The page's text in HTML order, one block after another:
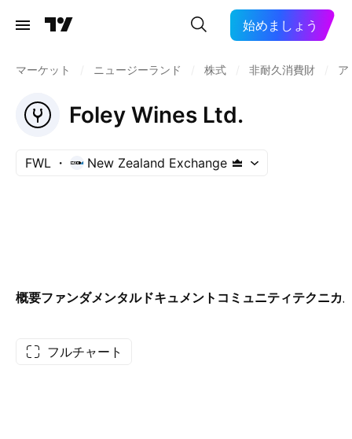
始めましょう
マーケット ニュージーランド 株式 非耐久消費財 ア
Foley Wines Ltd.
FWL New Zealand Exchange
概要ファンダメンタルドキュメント コミュニティテクニカ
フルチャート